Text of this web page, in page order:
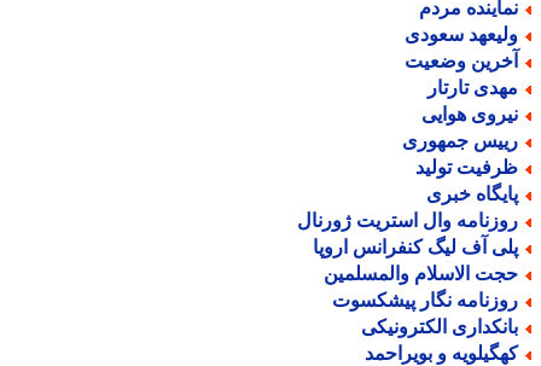
مردم
سعودی
وضعیت
تارتار
هوایی
جمهوری
تولید
خبری
وال استریت ژورنال
آف لیگ کنفرانس اروپا
الاسلام والمسلمین
نگار پیشکسوت
الکترونیکی
و بویراحمد